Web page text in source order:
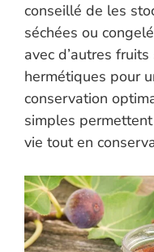
conseillé de les
séchées ou
avec d’autres
hermétiques pour
conservation
simples
vie tout en